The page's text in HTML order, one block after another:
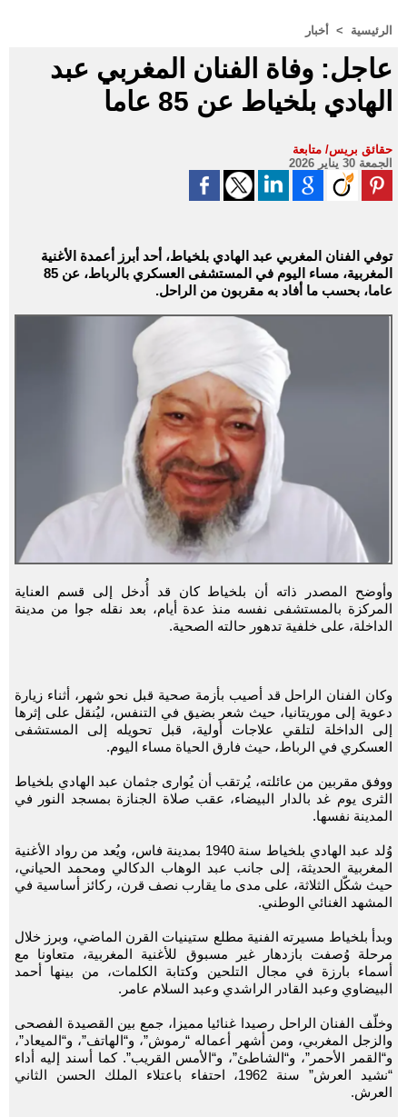
الرئيسية > أخبار
عاجل: وفاة الفنان المغربي عبد
الهادي بلخياط عن 85 عاما
حقائق بريس/ متابعة
الجمعة 30 يناير 2026
توفي الفنان المغربي عبد الهادي بلخياط، أحد أبرز أعمدة الأغنية
المغربية، مساء اليوم في المستشفى العسكري بالرباط، عن 85
عاما، بحسب ما أفاد به مقربون من الراحل.
وأوضح المصدر ذاته أن بلخياط كان قد أُدخل إلى قسم العناية
المركزة بالمستشفى نفسه منذ عدة أيام، بعد نقله جوا من مدينة
الداخلة، على خلفية تدهور حالته الصحية.
وكان الفنان الراحل قد أصيب بأزمة صحية قبل نحو شهر، أثناء زيارة
دعوية إلى موريتانيا، حيث شعر بضيق في التنفس، ليُنقل على إثرها
إلى الداخلة لتلقي علاجات أولية، قبل تحويله إلى المستشفى
العسكري في الرباط، حيث فارق الحياة مساء اليوم.
ووفق مقربين من عائلته، يُرتقب أن يُوارى جثمان عبد الهادي بلخياط
الثرى يوم غد بالدار البيضاء، عقب صلاة الجنازة بمسجد النور في
المدينة نفسها.
وُلد عبد الهادي بلخياط سنة 1940 بمدينة فاس، ويُعد من رواد الأغنية
المغربية الحديثة، إلى جانب عبد الوهاب الدكالي ومحمد الحياني،
حيث شكّل الثلاثة، على مدى ما يقارب نصف قرن، ركائز أساسية في
المشهد الغنائي الوطني.
وبدأ بلخياط مسيرته الفنية مطلع ستينيات القرن الماضي، وبرز خلال
مرحلة وُصفت بازدهار غير مسبوق للأغنية المغربية، متعاونا مع
أسماء بارزة في مجال التلحين وكتابة الكلمات، من بينها أحمد
البيضاوي وعبد القادر الراشدي وعبد السلام عامر.
وخلّف الفنان الراحل رصيدا غنائيا مميزا، جمع بين القصيدة الفصحى
والزجل المغربي، ومن أشهر أعماله “رموش”، و“الهاتف”، و“الميعاد”،
و“القمر الأحمر”، و“الشاطئ”، و“الأمس القريب”. كما أسند إليه أداء
“نشيد العرش” سنة 1962، احتفاء باعتلاء الملك الحسن الثاني
العرش.